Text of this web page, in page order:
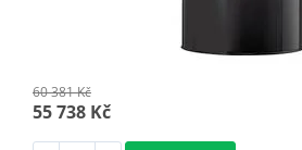
60 381 Kč
55 738 Kč